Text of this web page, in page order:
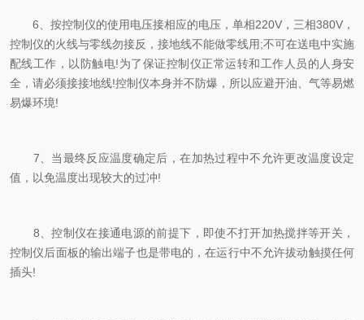
6、按控制仪的使用电压接相应的电压，单相220V，三相380V，
控制仪的火线与零线勿接反，接地线不能做零线用;不可在送电中实施
配线工作，以防触电!为了保证控制仪正常运转和工作人员的人身安
全，请必须接接地线!控制仪本身并不防爆，所以应避开油、气等易燃
易爆环境!
7、当最终反应温度确定后，在加热过程中不允许更改温度设定
值，以免温度出现较大的过冲!
8、控制仪在接通电源的前提下，即使不打开加热搅拌等开关，
控制仪后面板的输出端子也是带电的，在运行中不允许拔动触摸任何
插头!